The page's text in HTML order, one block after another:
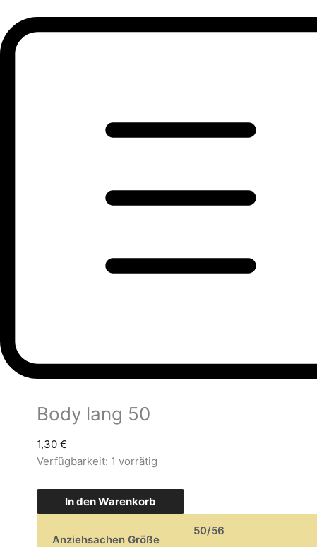
Body lang 50
1,30 €
Verfügbarkeit: 1 vorrätig
In den Warenkorb
Anziehsachen Größe
50/56